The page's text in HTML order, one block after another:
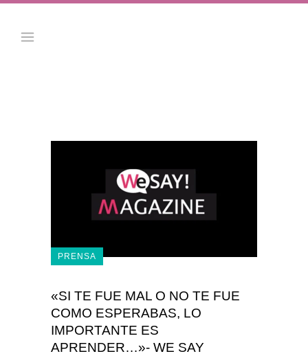
PRENSA
«SI TE FUE MAL O NO TE FUE
COMO ESPERABAS, LO
IMPORTANTE ES
APRENDER…»- WE SAY